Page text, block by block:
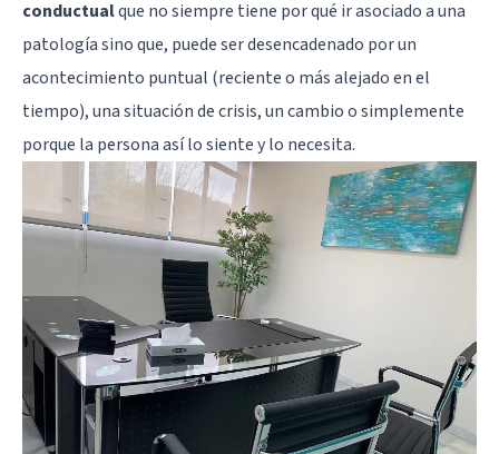
conductualque no siempre tiene por qué ir asociado a una
patología sino que, puede ser desencadenado por un
acontecimiento puntual (reciente o más alejado en el
tiempo), una situación de crisis, un cambio o simplemente
porque la persona así lo siente y lo necesita.